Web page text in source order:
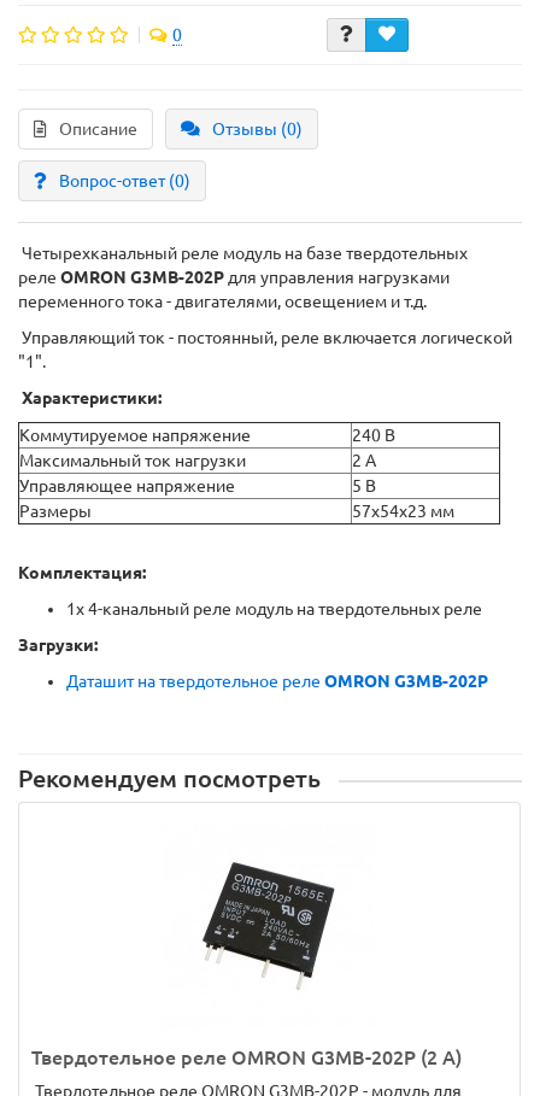
0
Описание Отзывы (0)
Вопрос-ответ(0)
Четырехканальный реле модуль на базе твердотельных
реле OMRON G3MB-202P для управления нагрузками
переменного тока - двигателями, освещением и т.д.
Управляющий ток - постоянный, реле включается логической
"1".
Характеристики:
Коммутируемое напряжение
240 В
Максимальный ток нагрузки
2 А
Управляющее напряжение
5 В
Размеры
57х54x23 мм
Комплектация:
1x 4-канальный реле модуль на твердотельных реле
Загрузки:
Даташит на твердотельное реле OMRON G3MB-202P
Рекомендуем посмотреть
Твердотельное реле OMRON G3MB-202P (2 А)
Твердотельное реле OMRON G3MB-202P - модуль для